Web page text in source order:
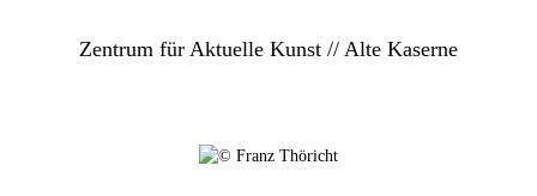
Zentrum für Aktuelle Kunst // Alte Kaserne